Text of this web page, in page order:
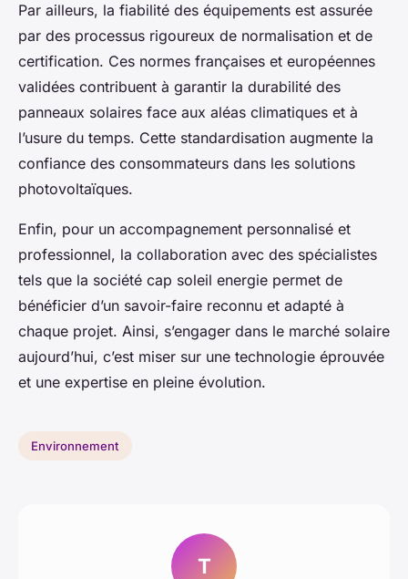
Par ailleurs, la fiabilité des équipements est assurée
par des processus rigoureux de normalisation et de
certification. Ces normes françaises et européennes
validées contribuent à garantir la durabilité des
panneaux solaires face aux aléas climatiques et à
l’usure du temps. Cette standardisation augmente la
confiance des consommateurs dans les solutions
photovoltaïques.
Enfin, pour un accompagnement personnalisé et
professionnel, la collaboration avec des spécialistes
tels que la société cap soleil energie permet de
bénéficier d’un savoir-faire reconnu et adapté à
chaque projet. Ainsi, s’engager dans le marché solaire
aujourd’hui, c’est miser sur une technologie éprouvée
et une expertise en pleine évolution.
Environnement
T